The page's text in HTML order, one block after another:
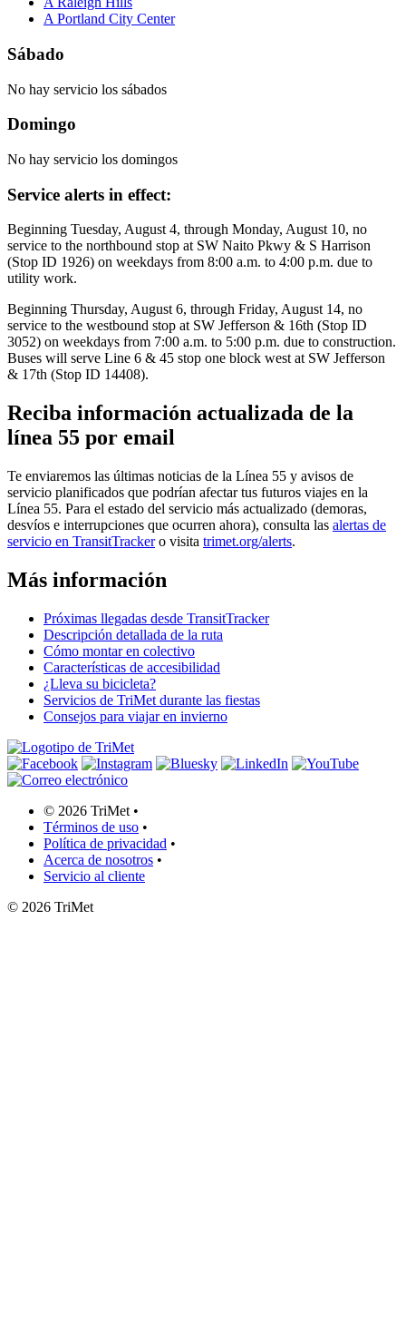
A Portland City Center
Sábado
No hay servicio los sábados
Domingo
No hay servicio los domingos
Service alerts in effect:
Beginning Tuesday, August 4, through Monday, August 10, no
service to the northbound stop at SW Naito Pkwy & S Harrison
(Stop ID 1926) on weekdays from 8:00 a.m. to 4:00 p.m. due to
utility work.
Beginning Thursday, August 6, through Friday, August 14, no
service to the westbound stop at SW Jefferson & 16th (Stop ID
3052) on weekdays from 7:00 a.m. to 5:00 p.m. due to construction.
Buses will serve Line 6 & 45 stop one block west at SW Jefferson
& 17th (Stop ID 14408).
Reciba información actualizada de la
línea 55 por email
Te enviaremos las últimas noticias de la Línea 55 y avisos de
servicio planificados que podrían afectar tus futuros viajes en la
Línea 55. Para el estado del servicio más actualizado (demoras,
desvíos e interrupciones que ocurren ahora), consulta las alertas de
servicio en TransitTrackero visita trimet.org/alerts.
Más información
Próximas llegadas desde TransitTracker
Descripción detallada de la ruta
Cómo montar en colectivo
Características de accesibilidad
¿Lleva su bicicleta?
Servicios de TriMet durante las fiestas
Consejos para viajar en invierno
© 2026 TriMet •
Términos de uso •
Política de privacidad •
Acerca de nosotros •
Servicio al cliente
© 2026 TriMet